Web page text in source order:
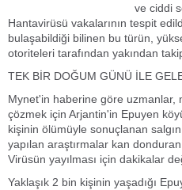
ve ciddi
Hantavirüsü vakalarının tespit
bulaşabildiği bilinen bu türün,
otoriteleri tarafından yakından
TEK BİR DOĞUM GÜNÜ İLE
Mynet'in haberine göre uzmanlar,
çözmek için Arjantin'in Epuyen
kişinin ölümüyle sonuçlanan
yapılan araştırmalar kan
Virüsün yayılması için dakikalar
Yaklaşık 2 bin kişinin yaşadığı